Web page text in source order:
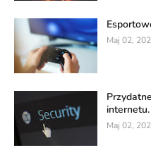
Maj 02,
Maj 02,